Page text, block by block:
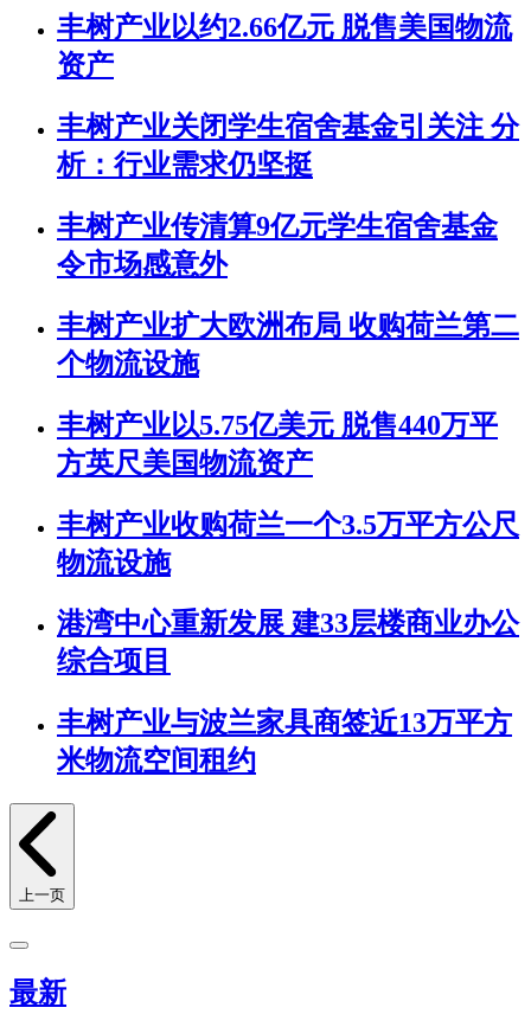
丰树产业以约2.66亿元 脱售美国物流
资产
丰树产业关闭学生宿舍基金引关注 分
析：行业需求仍坚挺
丰树产业传清算9亿元学生宿舍基金
令市场感意外
丰树产业扩大欧洲布局 收购荷兰第二
个物流设施
丰树产业以5.75亿美元 脱售440万平
方英尺美国物流资产
丰树产业收购荷兰一个3.5万平方公尺
物流设施
港湾中心重新发展 建33层楼商业办公
综合项目
丰树产业与波兰家具商签近13万平方
米物流空间租约
上一页
最新